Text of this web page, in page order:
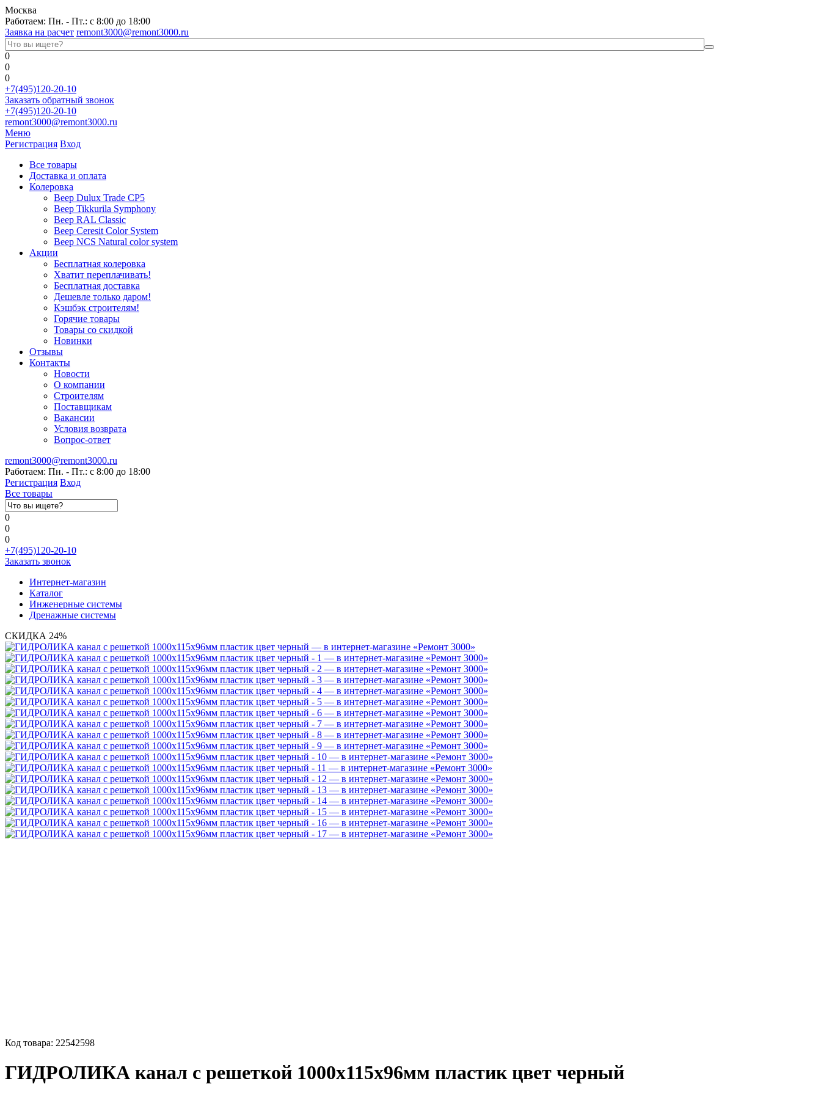
Москва
Работаем: Пн. - Пт.: с 8:00 до 18:00
Заявка на расчет remont3000@remont3000.ru
0
0
0
+7(495)120-20-10
Заказать обратный звонок
+7(495)120-20-10
remont3000@remont3000.ru
Меню
Регистрация Вход
Все товары
Доставка и оплата
Колеровка
Веер Dulux Trade CP5
Веер Tikkurila Symphony
Веер RAL Classic
Веер Ceresit Color System
Веер NCS Natural color system
Акции
Бесплатная колеровка
Хватит переплачивать!
Бесплатная доставка
Дешевле только даром!
Кэшбэк строителям!
Горячие товары
Товары со скидкой
Новинки
Отзывы
Контакты
Новости
О компании
Строителям
Поставщикам
Вакансии
Условия возврата
Вопрос-ответ
remont3000@remont3000.ru
Работаем: Пн. - Пт.: с 8:00 до 18:00
Регистрация Вход
Все товары
0
0
0
+7(495)120-20-10
Заказать звонок
Интернет-магазин
Каталог
Инженерные системы
Дренажные системы
СКИДКА 24%
Код товара: 22542598
ГИДРОЛИКА канал с решеткой 1000x115x96мм пластик цвет черный